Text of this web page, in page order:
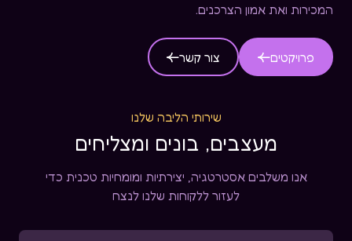
המכירות ואת אמון הצרכנים.
פרויקטים צור קשר
שירותי הליבה שלנו
מעצבים, בונים ומצליחים
אנו משלבים אסטרטגיה, יצירתיות ומומחיות טכנית כדי
לעזור ללקוחות שלנו לנצח